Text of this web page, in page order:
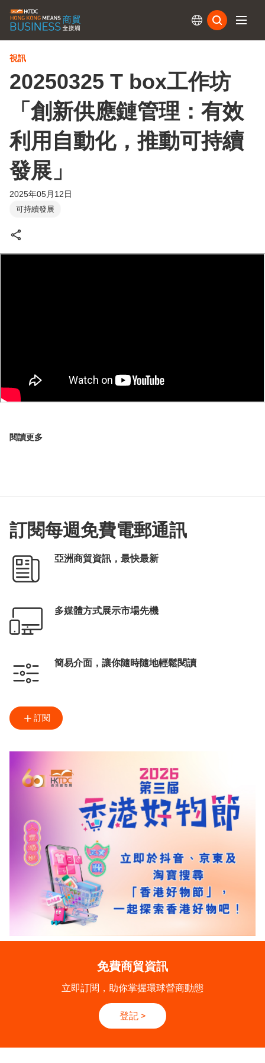
視訊
20250325 T box工作坊
「創新供應鏈管理：有效
利用自動化，推動可持續
發展」
2025年05月12日
可持續發展
閱讀更多
訂閱每週免費電郵通訊
亞洲商貿資訊，最快最新
多媒體方式展示市場先機
簡易介面，讓你隨時隨地輕鬆閱讀
訂閱
免費商貿資訊
立即訂閱，助你掌握環球營商動態
登記 >